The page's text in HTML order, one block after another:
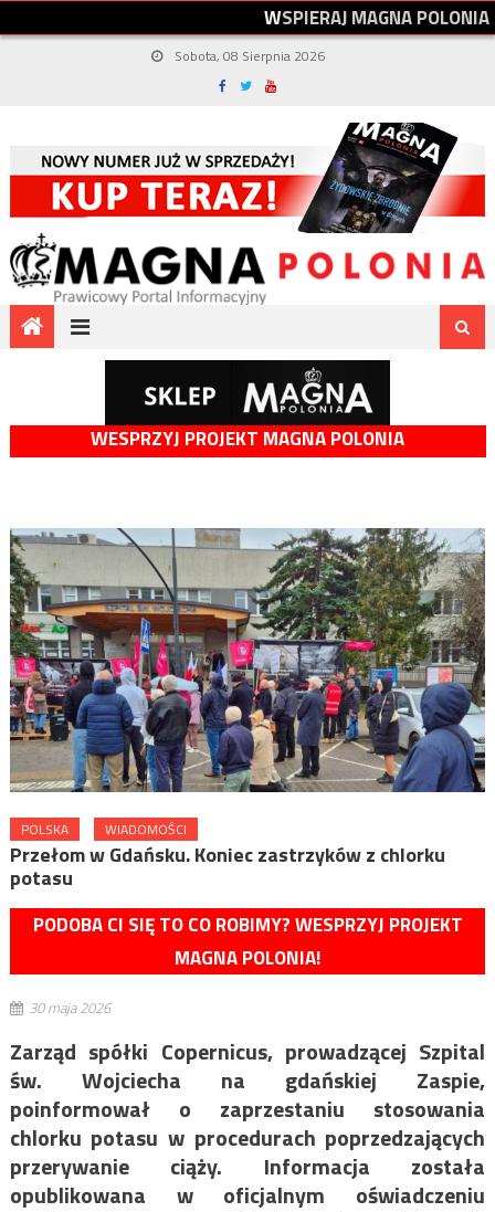
WSPIERAJMAGNAPOLONIA
Sobota, 08 Sierpnia 2026
WESPRZYJ PROJEKT MAGNA POLONIA
POLSKA WIADOMOŚCI
Przełom w Gdańsku. Koniec zastrzyków z chlorku
potasu
PODOBA CI SIĘ TO CO ROBIMY? WESPRZYJ PROJEKT
MAGNA POLONIA!
30 maja 2026
Zarząd spółki Copernicus, prowadzącej Szpital
św. Wojciecha na gdańskiej Zaspie,
poinformował o zaprzestaniu stosowania
chlorku potasu w procedurach poprzedzających
przerywanie ciąży. Informacja została
opublikowana w oficjalnym oświadczeniu